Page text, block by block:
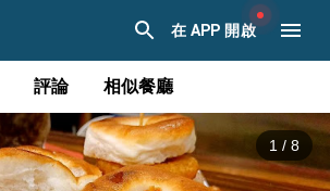
在 APP 開啟
評論 相似餐廳
1 / 8